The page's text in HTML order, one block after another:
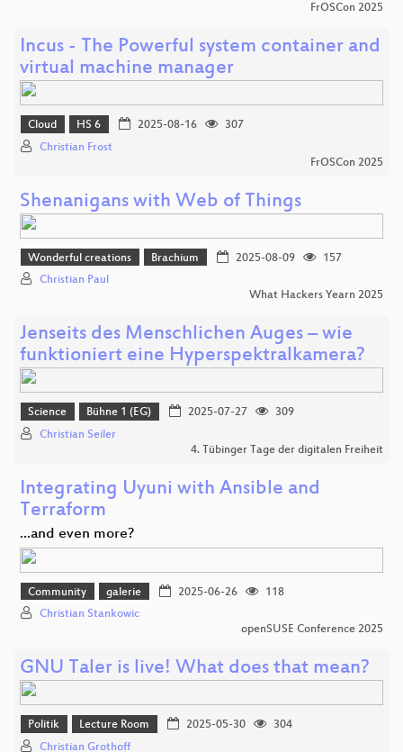
FrOSCon 2025
Incus - The Powerful system container and
virtual machine manager
Cloud HS 6 2025-08-16
307
Christian Frost
FrOSCon 2025
Shenanigans with Web of Things
Wonderful creations Brachium 2025-08-09
157
Christian Paul
What Hackers Yearn 2025
Jenseits des Menschlichen Auges – wie
funktioniert eine Hyperspektralkamera?
Science Bühne 1 (EG) 2025-07-27
309
Christian Seiler
4. Tübinger Tage der digitalen Freiheit
Integrating Uyuni with Ansible and
Terraform
...and even more?
Community galerie 2025-06-26
118
Christian Stankowic
openSUSE Conference 2025
GNU Taler is live! What does that mean?
Politik Lecture Room 2025-05-30
304
Christian Grothoff